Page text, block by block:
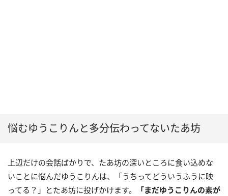
悩むゆうこりんと多分伝わってないたあ坊
上辺だけの会話ばかりで、たあ坊の深いところに食い込めな
いことに悩んだゆうこりんは、「うちってどういうふうに映
ってる？」とたあ坊に投げかけます。
「まだゆうこりんの素が